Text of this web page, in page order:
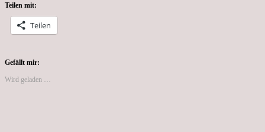
Teilen mit:
Teilen
Gefällt mir:
Wird geladen …